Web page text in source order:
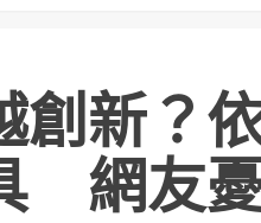
創新？
網友